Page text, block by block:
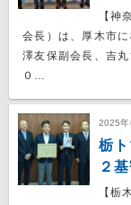
【神
会長）は、厚木市
澤友保副会長、吉
０…
2025年
栃
２
【栃